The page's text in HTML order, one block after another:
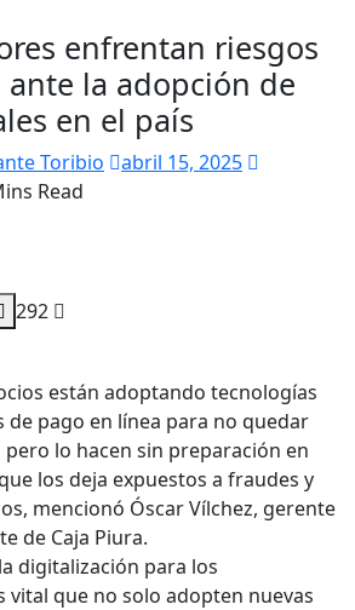
enfrentan riesgos
la adopción de
en el país
Toribio
abril 15, 2025
Read
292
están adoptando tecnologías
de pago en línea para no quedar
lo hacen sin preparación en
los deja expuestos a fraudes y
mencionó Óscar Vílchez, gerente
de Caja Piura.
digitalización para los
vital que no solo adopten nuevas